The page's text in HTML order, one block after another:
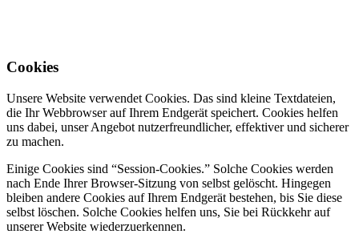
Cookies
Unsere Website verwendet Cookies. Das sind kleine Textdateien,
die Ihr Webbrowser auf Ihrem Endgerät speichert. Cookies helfen
uns dabei, unser Angebot nutzerfreundlicher, effektiver und sicherer
zu machen.
Einige Cookies sind “Session-Cookies.” Solche Cookies werden
nach Ende Ihrer Browser-Sitzung von selbst gelöscht. Hingegen
bleiben andere Cookies auf Ihrem Endgerät bestehen, bis Sie diese
selbst löschen. Solche Cookies helfen uns, Sie bei Rückkehr auf
unserer Website wiederzuerkennen.